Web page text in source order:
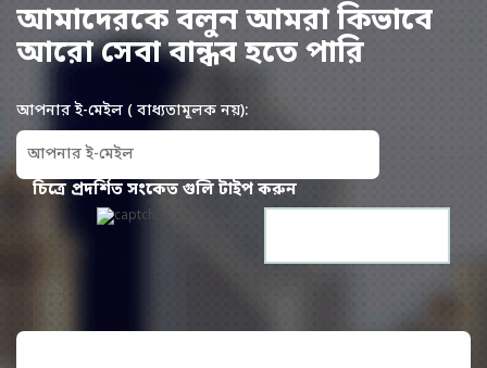
আমাদেরকে বলুনআমরা কিভাবে
আরো সেবা বান্ধব হতে পারি
আপনার ই-মেইল ( বাধ্যতামূলক নয়):
চিত্রে প্রদর্শিত সংকেত গুলি টাইপ করুন